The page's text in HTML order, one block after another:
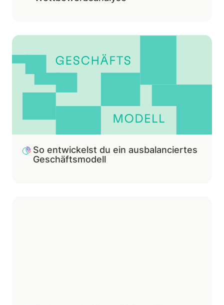
So entwickelst du ein ausbalanciertes
So entwickelst du ein ausbalanciertes
Geschäftsmodell